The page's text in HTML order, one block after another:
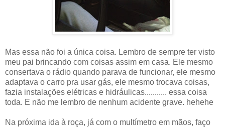
Mas essa não foi a única coisa. Lembro de sempre ter visto
meu pai brincando com coisas assim em casa. Ele mesmo
consertava o rádio quando parava de funcionar, ele mesmo
adaptava o carro pra usar gás, ele mesmo trocava coisas,
fazia instalações elétricas e hidráulicas........... essa coisa
toda. E não me lembro de nenhum acidente grave. hehehe
Na próxima ida à roça, já com o multímetro em mãos, faço